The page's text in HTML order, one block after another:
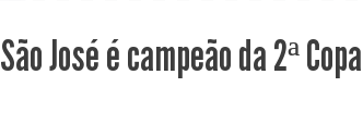
São José é campeão da 2ª